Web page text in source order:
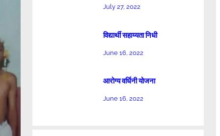
July 27, 2022
विद्यार्थी सहाय्यता निधी
June 16, 2022
आरोग्य वर्धिनी योजना
June 16, 2022